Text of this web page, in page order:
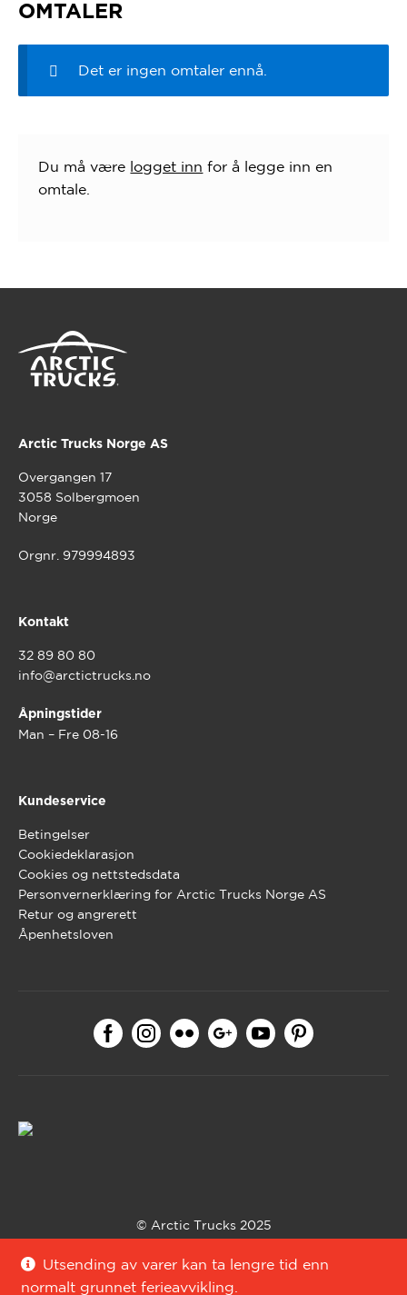
Utsending av varer kan ta lengre tid enn
normalt grunnet ferieavvikling.
OMTALER
Det er ingen omtaler ennå.
Du må være logget inn for å legge inn en
omtale.
Arctic Trucks Norge AS
Overgangen 17
3058 Solbergmoen
Norge
Orgnr. 979994893
Kontakt
32 89 80 80
info@arctictrucks.no
Åpningstider
Man – Fre 08-16
Kundeservice
Betingelser
Cookiedeklarasjon
Cookies og nettstedsdata
Personvernerklæring for Arctic Trucks Norge AS
Retur og angrerett
Åpenhetsloven
© Arctic Trucks 2025